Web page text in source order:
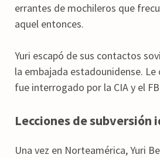
errantes de mochileros que
aquel entonces.
Yuri escapó de sus contactos
la embajada estadounidense.
fue interrogado por la CIA y el
Lecciones de subversión
Una vez en Norteamérica, Yuri